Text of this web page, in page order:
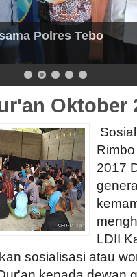
Polres Tebo
Oktober
2017
LDII
sosialisasi atau